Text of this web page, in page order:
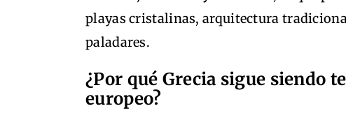
playas cristalinas, arquitectura
paladares.
¿Por qué Grecia sigue siendo
europeo?